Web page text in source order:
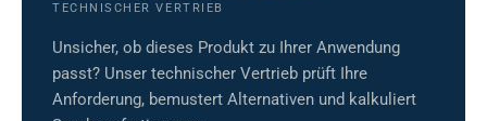
TECHNISCHER VERTRIEB
Unsicher, ob dieses Produkt zu Ihrer Anwendung
passt? Unser technischer Vertrieb prüft Ihre
Anforderung, bemustert Alternativen und kalkuliert